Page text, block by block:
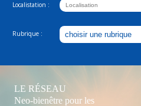
Localistation :
Rubrique :
LE RÉSEAU
Neo-bienêtre pour les